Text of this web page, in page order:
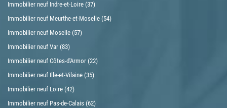
Immobilier neuf Indre-et-Loire (37)
Immobilier neuf Meurthe-et-Moselle (54)
Immobilier neuf Moselle (57)
Immobilier neuf Var (83)
Immobilier neuf Côtes-d'Armor (22)
Immobilier neuf Ille-et-Vilaine (35)
Immobilier neuf Loire (42)
Immobilier neuf Pas-de-Calais (62)